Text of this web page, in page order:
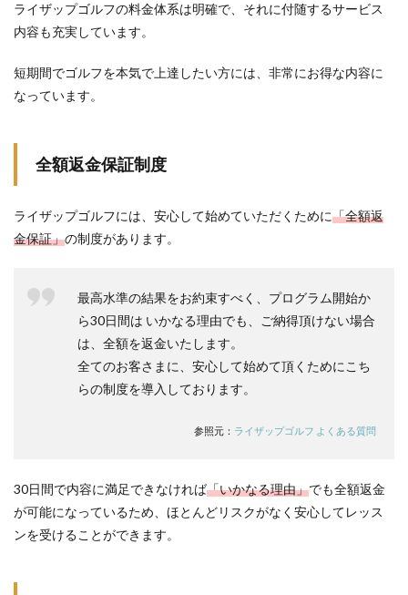
ライザップゴルフの料金体系は明確で、それに付随するサービス
内容も充実しています。
短期間でゴルフを本気で上達したい方には、非常にお得な内容に
なっています。
全額返金保証制度
ライザップゴルフには、安心して始めていただくために「全額返
金保証」の制度があります。
最高水準の結果をお約束すべく、プログラム開始か
ら30日間は いかなる理由でも、ご納得頂けない場合
は、全額を返金いたします。
全てのお客さまに、安心して始めて頂くためにこち
らの制度を導入しております。
参照元： ライザップゴルフ よくある質問
30日間で内容に満足できなければ「いかなる理由」でも全額返金
が可能になっているため、ほとんどリスクがなく安心してレッス
ンを受けることができます。